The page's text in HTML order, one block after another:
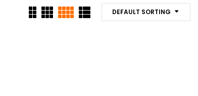
DEFAULT SORTING